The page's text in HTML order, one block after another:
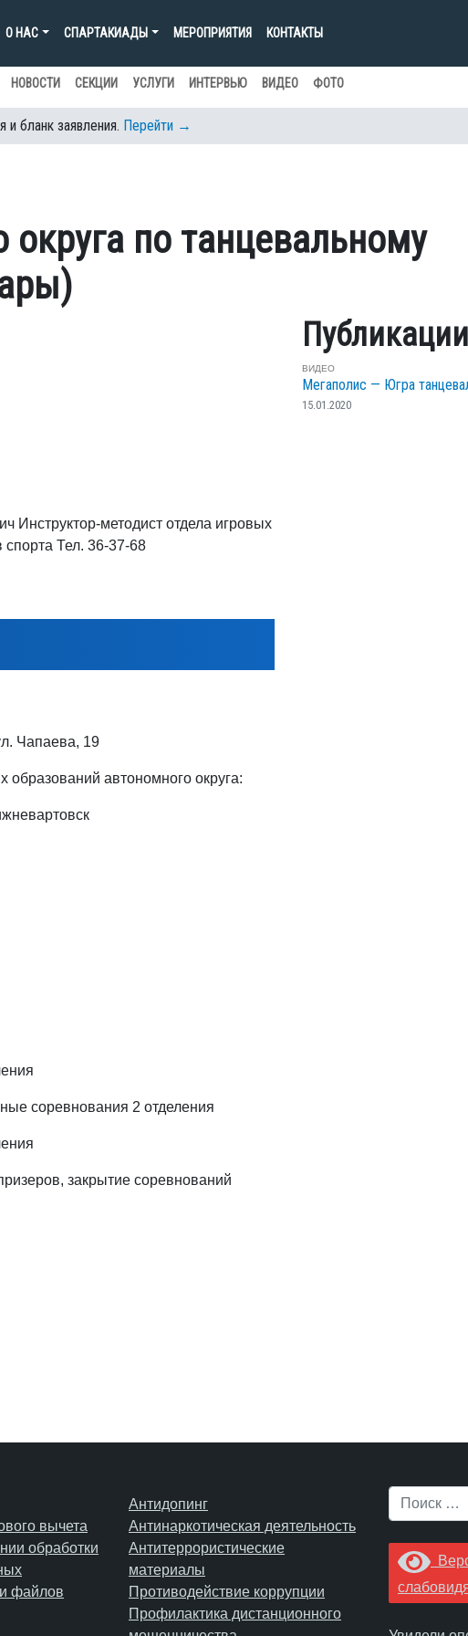
О НАС СПАРТАКИАДЫ МЕРОПРИЯТИЯ КОНТАКТЫ
НОВОСТИ СЕКЦИИ УСЛУГИ ИНТЕРВЬЮ ВИДЕО ФОТО
и бланк заявления. Перейти →
по танцевальному
Инструктор-методист отдела игровых
спорта Тел. 36-37-68
Чапаева, 19
образований автономного округа:
соревнования 2 отделения
закрытие соревнований
Публикации
ВИДЕО
Мегаполис — Югра
15.01.2020
вычета
обработки
файлов
Антидопинг
Антинаркотическая деятельность
Антитеррористические
материалы
Противодействие коррупции
Профилактика дистанционного
Поиск